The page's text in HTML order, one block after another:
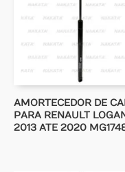
AMORTECEDOR DE
PARA RENAULT
2013 ATE 2020